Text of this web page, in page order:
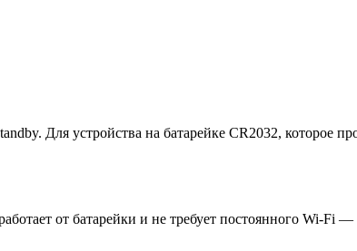
Для устройства на батарейке CR2032, которое
от батарейки и не требует постоянного Wi-